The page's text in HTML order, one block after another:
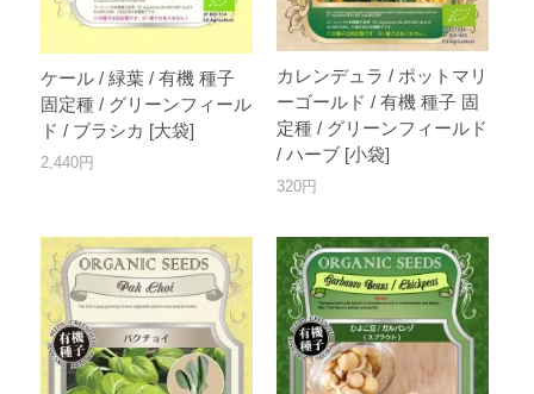
ケール / 緑葉 / 有機 種子
固定種 / グリーンフィール
ド / ブラシカ [大袋]
2,440円
カレンデュラ / ポットマリ
ーゴールド / 有機 種子 固
定種 / グリーンフィールド
/ ハーブ [小袋]
320円